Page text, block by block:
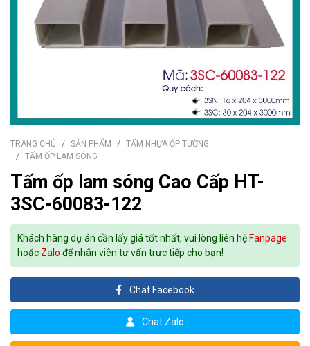
TRANG CHỦ SẢN PHẨM
TẤM NHỰA ỐP TƯỜNG
TẤM ỐP LAM SÓNG
Tấm ốp lam sóng Cao Cấp HT-
3SC-60083-122
Khách hàng dự án cần lấy giá tốt nhất, vui lòng liên hệ Fanpage
hoặc Zalo để nhân viên tư vấn trực tiếp cho bạn!
Chat Facebook
Chat Zalo